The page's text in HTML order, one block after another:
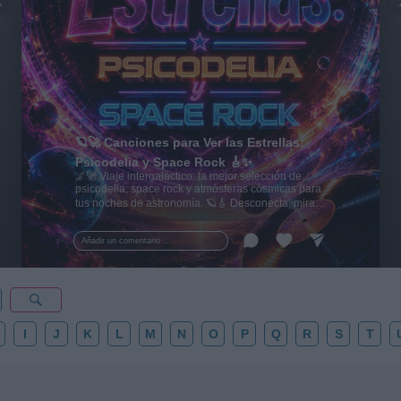
Añadir un comentario ...
🪐🚀 Canciones para Ver las Estrellas:
Psicodelia y Space Rock 🎸✨
🌌🚀 Viaje intergaláctico: la mejor selección de
psicodelia, space rock y atmósferas cósmicas para
tus noches de astronomía. 🪐🎸 Desconecta, mira
al firmamento y siente la gravedad cero. 💾 ¡Guarda
esta colección para tu próxima noche estrellada!
✨⭐
I J K L M N O P Q R S T